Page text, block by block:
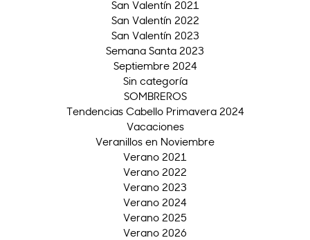
San Valentín 2021
San Valentín 2022
San Valentín 2023
Semana Santa 2023
Septiembre 2024
Sin categoría
SOMBREROS
Tendencias Cabello Primavera 2024
Vacaciones
Veranillos en Noviembre
Verano 2021
Verano 2022
Verano 2023
Verano 2024
Verano 2025
Verano 2026